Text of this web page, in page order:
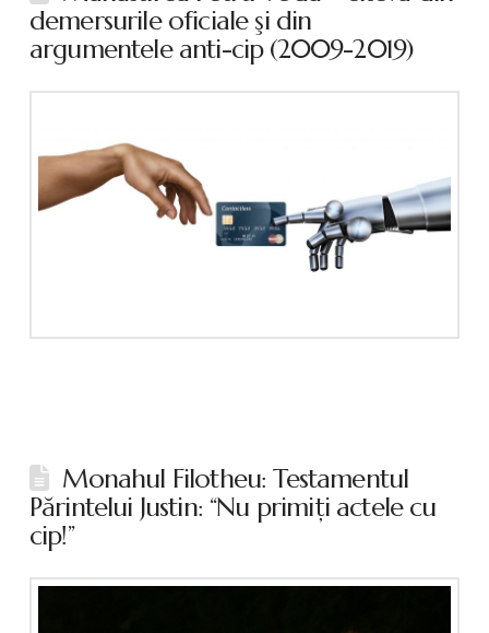
demersurile oficiale şi din
argumentele anti-cip (2009-2019)
Monahul Filotheu: Testamentul
Părintelui Justin: “Nu primiţi actele cu
cip!”